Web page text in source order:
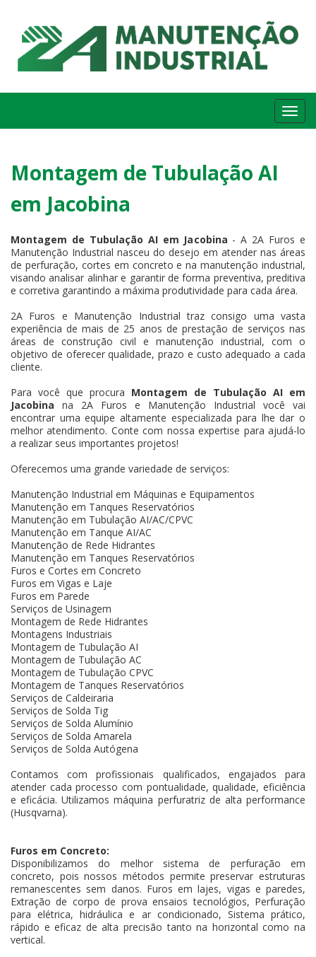
Montagem de Tubulação AI
em Jacobina
Montagem de Tubulação AI em Jacobina - A 2A Furos e
Manutenção Industrial nasceu do desejo em atender nas áreas
de perfuração, cortes em concreto e na manutenção industrial,
visando analisar alinhar e garantir de forma preventiva, preditiva
e corretiva garantindo a máxima produtividade para cada área.
2A Furos e Manutenção Industrial traz consigo uma vasta
experiência de mais de 25 anos de prestação de serviços nas
áreas de construção civil e manutenção industrial, com o
objetivo de oferecer qualidade, prazo e custo adequado a cada
cliente.
Para você que procura Montagem de Tubulação AI em
Jacobina na 2A Furos e Manutenção Industrial você vai
encontrar uma equipe altamente especializada para lhe dar o
melhor atendimento. Conte com nossa expertise para ajudá-lo
a realizar seus importantes projetos!
Oferecemos uma grande variedade de serviços:
Manutenção Industrial em Máquinas e Equipamentos
Manutenção em Tanques Reservatórios
Manutenção em Tubulação AI/AC/CPVC
Manutenção em Tanque AI/AC
Manutenção de Rede Hidrantes
Manutenção em Tanques Reservatórios
Furos e Cortes em Concreto
Furos em Vigas e Laje
Furos em Parede
Serviços de Usinagem
Montagem de Rede Hidrantes
Montagens Industriais
Montagem de Tubulação AI
Montagem de Tubulação AC
Montagem de Tubulação CPVC
Montagem de Tanques Reservatórios
Serviços de Caldeiraria
Serviços de Solda Tig
Serviços de Solda Alumínio
Serviços de Solda Amarela
Serviços de Solda Autógena
Contamos com profissionais qualificados, engajados para
atender cada processo com pontualidade, qualidade, eficiência
e eficácia. Utilizamos máquina perfuratriz de alta performance
(Husqvarna).
Furos em Concreto:
Disponibilizamos do melhor sistema de perfuração em
concreto, pois nossos métodos permite preservar estruturas
remanescentes sem danos. Furos em lajes, vigas e paredes,
Extração de corpo de prova ensaios tecnológios, Perfuração
para elétrica, hidráulica e ar condicionado, Sistema prático,
rápido e eficaz de alta precisão tanto na horizontal como na
vertical.